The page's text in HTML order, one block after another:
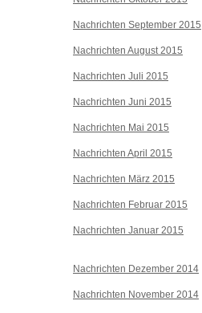
Nachrichten September 2015
Nachrichten August 2015
Nachrichten Juli 2015
Nachrichten Juni 2015
Nachrichten Mai 2015
Nachrichten April 2015
Nachrichten März 2015
Nachrichten Februar 2015
Nachrichten Januar 2015
Nachrichten Dezember 2014
Nachrichten November 2014